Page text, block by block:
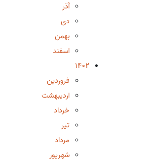
آذر
دی
بهمن
اسفند
1402
فروردین
اردیبهشت
خرداد
تیر
مرداد
شهریور